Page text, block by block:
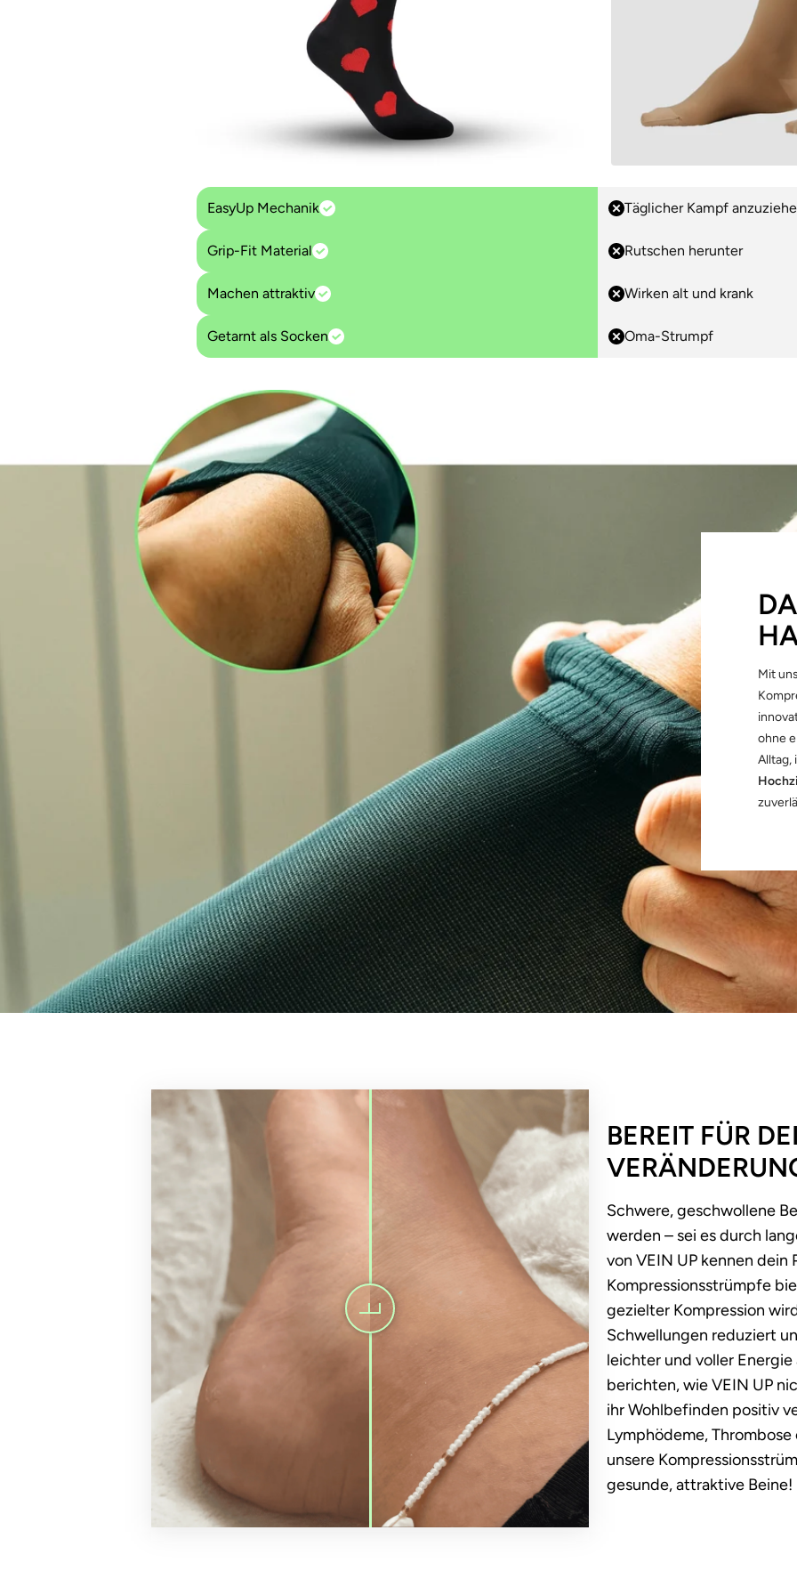
EasyUp Mechanik Täglicher Kampf
Grip-Fit Material Rutschen herunter
Machen attraktiv Wirken alt und krank
Getarnt als Socken Oma-Strumpf
Mit
ohne
Alltag,
BEREIT FÜR
Schwere, geschwollene
werden – sei es durch
von VEIN UP kennen dein
Kompressionsstrümpfe
gezielter Kompression
Schwellungen reduziert
leichter und voller
berichten, wie VEIN UP
ihr Wohlbefinden positiv
Lymphödeme,
unsere
gesunde, attraktive Beine!